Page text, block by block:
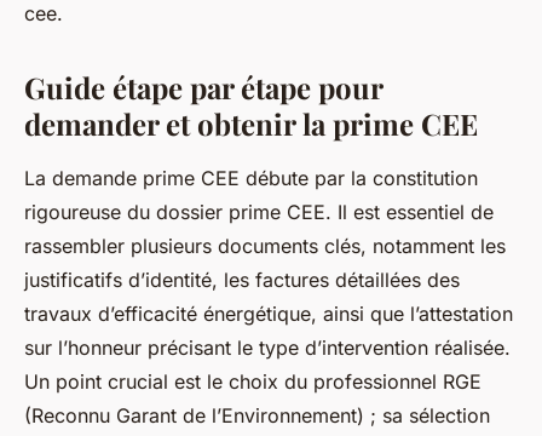
cee.
Guide étape par étape pour
demander et obtenir la prime CEE
La demande prime CEE débute par la constitution
rigoureuse du dossier prime CEE. Il est essentiel de
rassembler plusieurs documents clés, notamment les
justificatifs d’identité, les factures détaillées des
travaux d’efficacité énergétique, ainsi que l’attestation
sur l’honneur précisant le type d’intervention réalisée.
Un point crucial est le choix du professionnel RGE
(Reconnu Garant de l’Environnement) ; sa sélection